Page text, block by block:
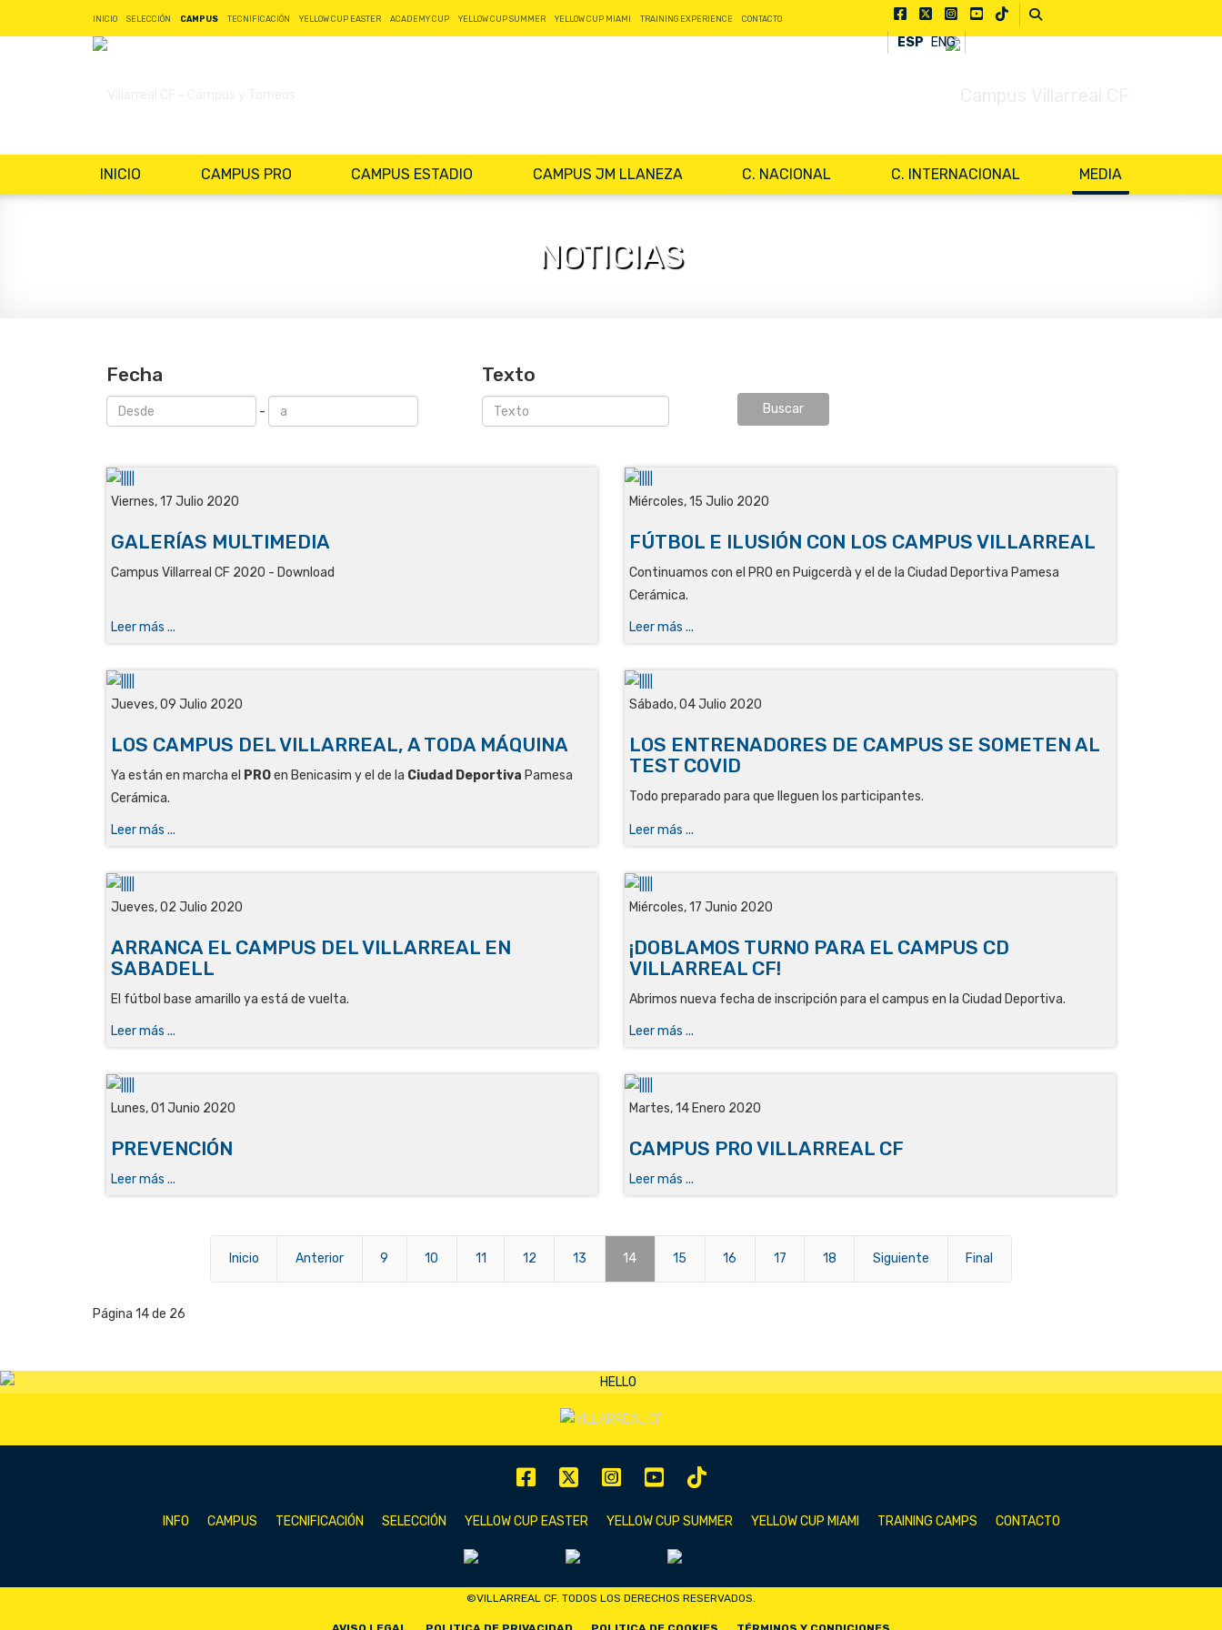
INICIO SELECCIÓN CAMPUS TECNIFICACIÓN YELLOW CUP EASTER ACADEMY CUP YELLOW CUP SUMMER YELLOW CUP MIAMI TRAINING EXPERIENCE CONTACTO
ESP ENG
INICIO CAMPUS PRO CAMPUS ESTADIO CAMPUS JM LLANEZA C. NACIONAL C. INTERNACIONAL MEDIA
NOTICIAS
Fecha
-
Texto
Viernes, 17 Julio 2020
GALERÍAS MULTIMEDIA
Campus Villarreal CF 2020 - Download
Leer más ...
Miércoles, 15 Julio 2020
FÚTBOL E ILUSIÓN CON LOS CAMPUS VILLARREAL
Continuamos con el PRO en Puigcerdà y el de la Ciudad Deportiva Pamesa
Cerámica.
Leer más ...
Jueves, 09 Julio 2020
LOS CAMPUS DEL VILLARREAL, A TODA MÁQUINA
Ya están en marcha el PROen Benicasim y el de la Ciudad Deportiva Pamesa
Cerámica.
Leer más ...
Sábado, 04 Julio 2020
LOS ENTRENADORES DE CAMPUS SE SOMETEN AL
TEST COVID
Todo preparado para que lleguen los participantes.
Leer más ...
Jueves, 02 Julio 2020
ARRANCA EL CAMPUS DEL VILLARREAL EN
SABADELL
El fútbol base amarillo ya está de vuelta.
Leer más ...
Miércoles, 17 Junio 2020
¡DOBLAMOS TURNO PARA EL CAMPUS CD
VILLARREAL CF!
Abrimos nueva fecha de inscripción para el campus en la Ciudad Deportiva.
Leer más ...
Lunes, 01 Junio 2020
PREVENCIÓN
Leer más ...
Martes, 14 Enero 2020
CAMPUS PRO VILLARREAL CF
Leer más ...
Inicio Anterior 9 10 11 12 13 14 15 16 17 18 Siguiente Final
Página 14 de 26
INFO CAMPUS TECNIFICACIÓN SELECCIÓN YELLOW CUP EASTER YELLOW CUP SUMMER YELLOW CUP MIAMI TRAINING CAMPS CONTACTO
©VILLARREAL CF. TODOS LOS DERECHOS RESERVADOS.